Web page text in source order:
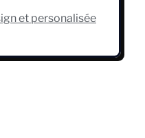
et personalisée